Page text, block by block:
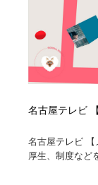
名古屋テレビ
名古屋テレビ
厚生、制度など